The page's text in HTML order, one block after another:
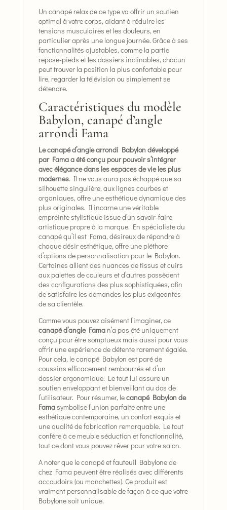
Un canapé relax de ce type va offrir un soutien
optimal à votre corps, aidant à réduire les
tensions musculaires et les douleurs, en
particulier après une longue journée. Grâce à ses
fonctionnalités ajustables, comme la partie
repose-pieds et les dossiers inclinables, chacun
peut trouver la position la plus confortable pour
lire, regarder la télévision ou simplement se
détendre.
Caractéristiques du modèle
Babylon, canapé d’angle
arrondi Fama
Le canapé d’angle arrondi Babylon développé
par Fama a été conçu pour pouvoir s’intégrer
avec élégance dans les espaces de vie les plus
modernes. Il ne vous aura pas échappé que sa
silhouette singulière, aux lignes courbes et
organiques, offre une esthétique dynamique des
plus originales. Il incarne une véritable
empreinte stylistique issue d’un savoir-faire
artistique propre à la marque. En spécialiste du
canapé qu’il est Fama, désireux de répondre à
chaque désir esthétique, offre une pléthore
d’options de personnalisation pour le Babylon.
Certaines allient des nuances de tissus et cuirs
aux palettes de couleurs et d’autres possèdent
des configurations des plus sophistiquées, afin
de satisfaire les demandes les plus exigeantes
de sa clientèle.
Comme vous pouvez aisément l’imaginer, ce
canapé d’angle Faman’a pas été uniquement
conçu pour être somptueux mais aussi pour vous
offrir une expérience de détente rarement égalée.
Pour cela, le canapé Babylon est paré de
coussins efficacement rembourrés et d’un
dossier ergonomique. Le tout lui assure un
soutien enveloppant et bienveillant au dos de
l’utilisateur. Pour résumer, lecanapé Babylon de
Famasymbolise l’union parfaite entre une
esthétique contemporaine, un confort exquis et
une qualité de fabrication remarquable. Le tout
confère à ce meuble séduction et fonctionnalité,
tout ce dont vous pouvez rêver pour votre salon.
A noter que le canapé et fauteuil Babylone de
chez Fama peuvent être réalisés avec différents
accoudoirs (ou manchettes). Ce produit est
vraiment personnalisable de façon à ce que votre
Babylone soit unique.